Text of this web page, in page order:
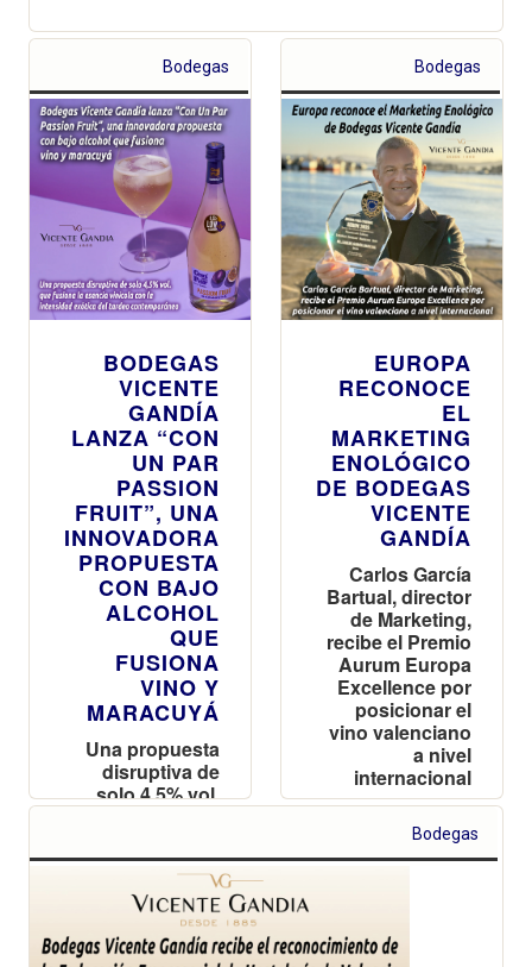
Bodegas
BODEGAS
VICENTE
GANDÍA
LANZA “CON
UN PAR
PASSION
FRUIT”, UNA
INNOVADORA
PROPUESTA
CON BAJO
ALCOHOL
QUE
FUSIONA
VINO Y
MARACUYÁ
Una propuesta
disruptiva de
solo 4,5% vol.
con la
intensidad
exótica del
tardeo
contemporáneo
Bodegas
EUROPA
RECONOCE
EL
MARKETING
ENOLÓGICO
DE BODEGAS
VICENTE
GANDÍA
Carlos García
Bartual, director
de Marketing,
recibe el Premio
Aurum Europa
Excellence por
posicionar el
vino valenciano
a nivel
internacional
Bodegas